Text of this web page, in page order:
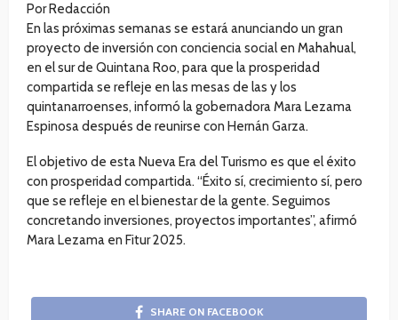
Por Redacción
En las próximas semanas se estará anunciando un gran
proyecto de inversión con conciencia social en Mahahual,
en el sur de Quintana Roo, para que la prosperidad
compartida se refleje en las mesas de las y los
quintanarroenses, informó la gobernadora Mara Lezama
Espinosa después de reunirse con Hernán Garza.
El objetivo de esta Nueva Era del Turismo es que el éxito
con prosperidad compartida. “Éxito sí, crecimiento sí, pero
que se refleje en el bienestar de la gente. Seguimos
concretando inversiones, proyectos importantes”, afirmó
Mara Lezama en Fitur 2025.
SHARE ON FACEBOOK